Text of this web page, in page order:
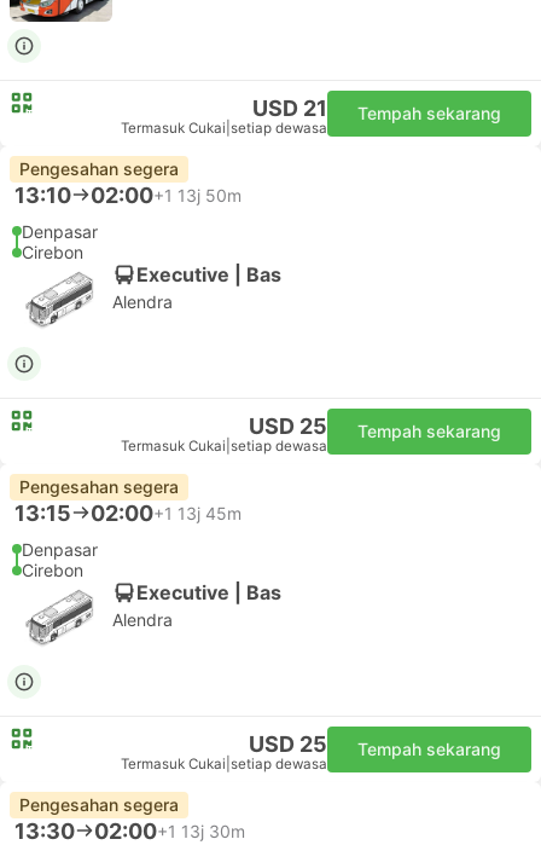
USD 21
Termasuk Cukai setiap dewasa
Tempah sekarang
Pengesahan segera
13:10 02:00+1 13j 50m
Denpasar
Cirebon
Executive | Bas
Alendra
USD 25
Termasuk Cukai setiap dewasa
Tempah sekarang
Pengesahan segera
13:15 02:00+1 13j 45m
Denpasar
Cirebon
Executive | Bas
Alendra
USD 25
Termasuk Cukai setiap dewasa
Tempah sekarang
Pengesahan segera
13:30 02:00+1 13j 30m